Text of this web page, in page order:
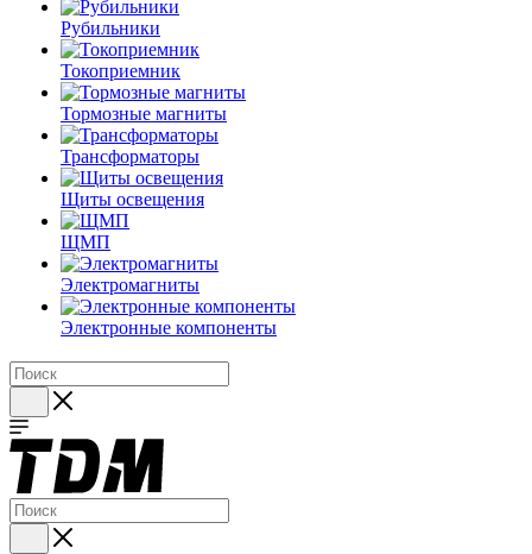
Рубильники
Токоприемник
Тормозные магниты
Трансформаторы
Щиты освещения
ЩМП
Электромагниты
Электронные компоненты